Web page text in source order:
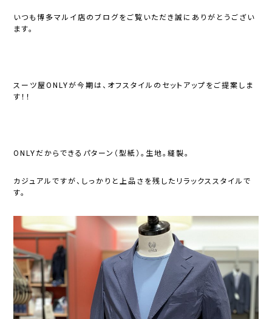
いつも博多マルイ店のブログをご覧いただき誠にありがとうござい
ます。
スーツ屋ONLYが今期は、オフスタイルのセットアップをご提案しま
す！！
ONLYだからできるパターン（型紙）。生地。縫製。
カジュアルですが、しっかりと上品さを残したリラックススタイルで
す。